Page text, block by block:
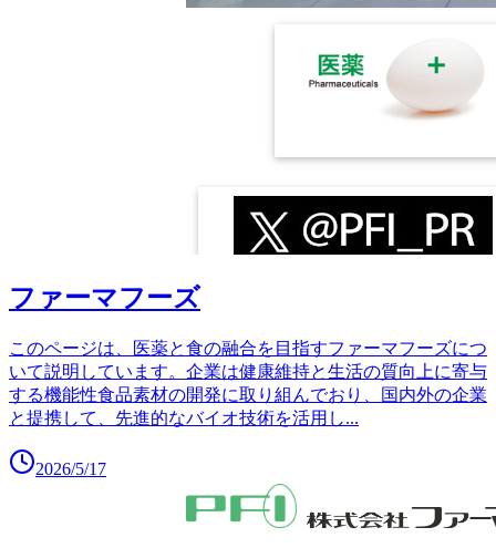
ファーマフーズ
このページは、医薬と食の融合を目指すファーマフーズにつ
いて説明しています。企業は健康維持と生活の質向上に寄与
する機能性食品素材の開発に取り組んでおり、国内外の企業
と提携して、先進的なバイオ技術を活用し...
2026/5/17